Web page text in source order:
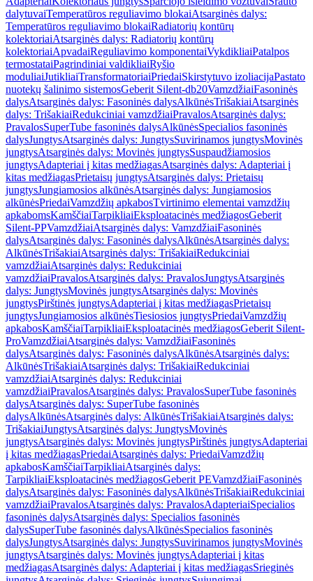
dalytuvaiTemperatūros reguliavimo blokaiAtsarginės dalys:
Temperatūros reguliavimo blokaiRadiatorių kontūrų
kolektoriaiAtsarginės dalys: Radiatorių kontūrų
kolektoriaiApvadaiReguliavimo komponentaiVykdikliaiPatalpos
termostataiPagrindiniai valdikliaiRyšio
moduliaiJutikliaiTransformatoriaiPriedaiSkirstytuvo izoliacijaPastato
nuotekų šalinimo sistemosGeberit Silent-db20VamzdžiaiFasoninės
dalysAtsarginės dalys: Fasoninės dalysAlkūnėsTrišakiaiAtsarginės
dalys: TrišakiaiRedukciniai vamzdžiaiPravalosAtsarginės dalys:
PravalosSuperTube fasoninės dalysAlkūnėsSpecialios fasoninės
dalysJungtysAtsarginės dalys: JungtysSuvirinamos jungtysMovinės
jungtysAtsarginės dalys: Movinės jungtysSuspaudžiamosios
jungtysAdapteriai į kitas medžiagasAtsarginės dalys: Adapteriai į
kitas medžiagasPrietaisų jungtysAtsarginės dalys: Prietaisų
jungtysJungiamosios alkūnėsAtsarginės dalys: Jungiamosios
alkūnėsPriedaiVamzdžių apkabosTvirtinimo elementai vamzdžių
apkabomsKamščiaiTarpikliaiEksploatacinės medžiagosGeberit
Silent-PPVamzdžiaiAtsarginės dalys: VamzdžiaiFasoninės
dalysAtsarginės dalys: Fasoninės dalysAlkūnėsAtsarginės dalys:
AlkūnėsTrišakiaiAtsarginės dalys: TrišakiaiRedukciniai
vamzdžiaiAtsarginės dalys: Redukciniai
vamzdžiaiPravalosAtsarginės dalys: PravalosJungtysAtsarginės
dalys: JungtysMovinės jungtysAtsarginės dalys: Movinės
jungtysPirštinės jungtysAdapteriai į kitas medžiagasPrietaisų
jungtysJungiamosios alkūnėsTiesiosios jungtysPriedaiVamzdžių
apkabosKamščiaiTarpikliaiEksploatacinės medžiagosGeberit Silent-
ProVamzdžiaiAtsarginės dalys: VamzdžiaiFasoninės
dalysAtsarginės dalys: Fasoninės dalysAlkūnėsAtsarginės dalys:
AlkūnėsTrišakiaiAtsarginės dalys: TrišakiaiRedukciniai
vamzdžiaiAtsarginės dalys: Redukciniai
vamzdžiaiPravalosAtsarginės dalys: PravalosSuperTube fasoninės
dalysAtsarginės dalys: SuperTube fasoninės
dalysAlkūnėsAtsarginės dalys: AlkūnėsTrišakiaiAtsarginės dalys:
TrišakiaiJungtysAtsarginės dalys: JungtysMovinės
jungtysAtsarginės dalys: Movinės jungtysPirštinės jungtysAdapteriai
į kitas medžiagasPriedaiAtsarginės dalys: PriedaiVamzdžių
apkabosKamščiaiTarpikliaiAtsarginės dalys:
TarpikliaiEksploatacinės medžiagosGeberit PEVamzdžiaiFasoninės
dalysAtsarginės dalys: Fasoninės dalysAlkūnėsTrišakiaiRedukciniai
vamzdžiaiPravalosAtsarginės dalys: PravalosAdapteriaiSpecialios
fasoninės dalysAtsarginės dalys: Specialios fasoninės
dalysSuperTube fasoninės dalysAlkūnėsSpecialios fasoninės
dalysJungtysAtsarginės dalys: JungtysSuvirinamos jungtysMovinės
jungtysAtsarginės dalys: Movinės jungtysAdapteriai į kitas
medžiagasAtsarginės dalys: Adapteriai į kitas medžiagasSrieginės